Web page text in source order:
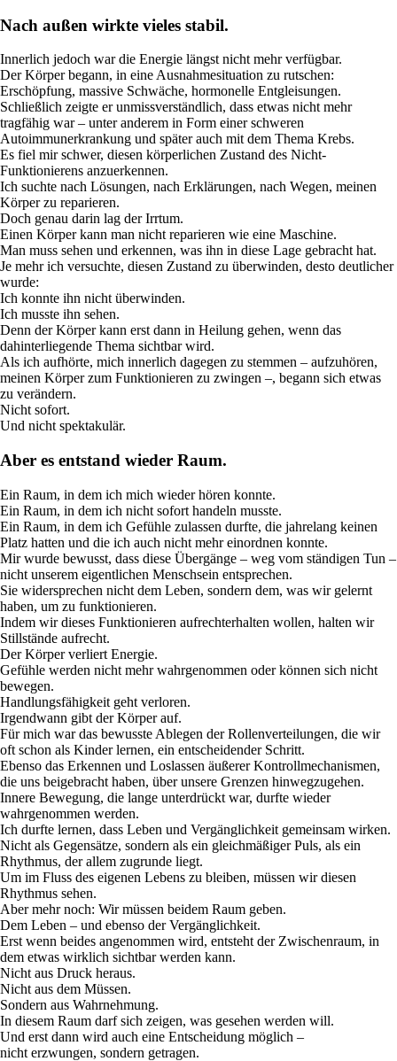
Nach außen wirkte vieles stabil.
Innerlich jedoch war die Energie längst nicht mehr verfügbar.
Der Körper begann, in eine Ausnahmesituation zu rutschen:
Erschöpfung, massive Schwäche, hormonelle Entgleisungen.
Schließlich zeigte er unmissverständlich, dass etwas nicht mehr
tragfähig war – unter anderem in Form einer schweren
Autoimmunerkrankung und später auch mit dem Thema Krebs.
Es fiel mir schwer, diesen körperlichen Zustand des Nicht-
Funktionierens anzuerkennen.
Ich suchte nach Lösungen, nach Erklärungen, nach Wegen, meinen
Körper zu reparieren.
Doch genau darin lag der Irrtum.
Einen Körper kann man nicht reparieren wie eine Maschine.
Man muss sehen und erkennen, was ihn in diese Lage gebracht hat.
Je mehr ich versuchte, diesen Zustand zu überwinden, desto deutlicher
wurde:
Ich konnte ihn nicht überwinden.
Ich musste ihn sehen.
Denn der Körper kann erst dann in Heilung gehen, wenn das
dahinterliegende Thema sichtbar wird.
Als ich aufhörte, mich innerlich dagegen zu stemmen – aufzuhören,
meinen Körper zum Funktionieren zu zwingen –, begann sich etwas
zu verändern.
Nicht sofort.
Und nicht spektakulär.
Aber es entstand wieder Raum.
Ein Raum, in dem ich mich wieder hören konnte.
Ein Raum, in dem ich nicht sofort handeln musste.
Ein Raum, in dem ich Gefühle zulassen durfte, die jahrelang keinen
Platz hatten und die ich auch nicht mehr einordnen konnte.
Mir wurde bewusst, dass diese Übergänge – weg vom ständigen Tun –
nicht unserem eigentlichen Menschsein entsprechen.
Sie widersprechen nicht dem Leben, sondern dem, was wir gelernt
haben, um zu funktionieren.
Indem wir dieses Funktionieren aufrechterhalten wollen, halten wir
Stillstände aufrecht.
Der Körper verliert Energie.
Gefühle werden nicht mehr wahrgenommen oder können sich nicht
bewegen.
Handlungsfähigkeit geht verloren.
Irgendwann gibt der Körper auf.
Für mich war das bewusste Ablegen der Rollenverteilungen, die wir
oft schon als Kinder lernen, ein entscheidender Schritt.
Ebenso das Erkennen und Loslassen äußerer Kontrollmechanismen,
die uns beigebracht haben, über unsere Grenzen hinwegzugehen.
Innere Bewegung, die lange unterdrückt war, durfte wieder
wahrgenommen werden.
Ich durfte lernen, dass Leben und Vergänglichkeit gemeinsam wirken.
Nicht als Gegensätze, sondern als ein gleichmäßiger Puls, als ein
Rhythmus, der allem zugrunde liegt.
Um im Fluss des eigenen Lebens zu bleiben, müssen wir diesen
Rhythmus sehen.
Aber mehr noch: Wir müssen beidem Raum geben.
Dem Leben – und ebenso der Vergänglichkeit.
Erst wenn beides angenommen wird, entsteht der Zwischenraum, in
dem etwas wirklich sichtbar werden kann.
Nicht aus Druck heraus.
Nicht aus dem Müssen.
Sondern aus Wahrnehmung.
In diesem Raum darf sich zeigen, was gesehen werden will.
Und erst dann wird auch eine Entscheidung möglich –
nicht erzwungen, sondern getragen.